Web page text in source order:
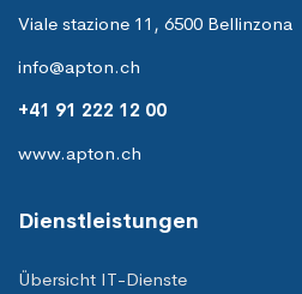
Viale stazione 11, 6500 Bellinzona
info@apton.ch
+41 91 222 12 00
www.apton.ch
Dienstleistungen
Übersicht IT-Dienste